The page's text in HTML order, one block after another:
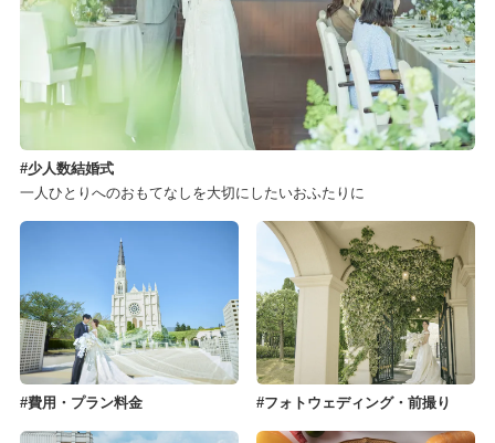
少人数結婚式
一人ひとりへのおもてなしを大切にしたいおふたりに
費用・プラン料金 フォトウェディング・前撮り